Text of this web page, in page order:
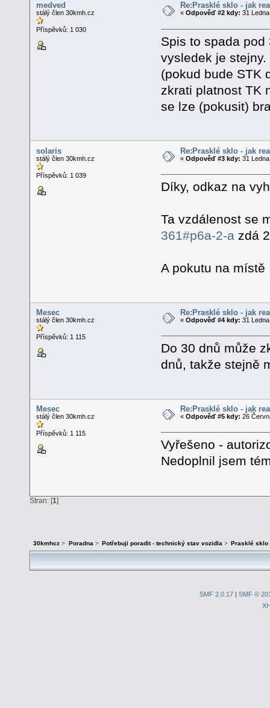
medved
stálý člen 30kmh.cz
Příspěvků: 1 030
Re:Prasklé sklo - jak
«Odpověď #2 kdy: 31
Spis to spada
vysledek je
(pokud bude STK
zkrati platnost TK
se lze (pokusit)
solaris
stálý člen 30kmh.cz
Příspěvků: 1 039
Re:Prasklé sklo - jak
«Odpověď #3 kdy: 31
Díky, odkaz na
Ta vzdálenost se
361#p6a-2-azdá
A pokutu na
Mesec
stálý člen 30kmh.cz
Příspěvků: 1 115
Re:Prasklé sklo - jak
«Odpověď #4 kdy: 31
Do 30 dnů může
dnů, takže stejně
Mesec
stálý člen 30kmh.cz
Příspěvků: 1 115
Re:Prasklé sklo - jak
«Odpověď #5 kdy: 26
Vyřešeno -
Nedoplnil jsem
Stran: [1]
30kmhcz > Poradna > Potřebuji poradit - technický stav vozidla > Prasklé sklo
SMF 2.0.17| SMF ©